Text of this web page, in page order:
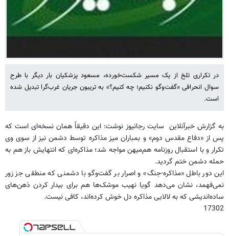
در تکراری تلخ از یک مسیر شکست‌خورده، مسعود پزشکیان بار دیگر با طرح
سوال انحرافی «گفت‌وگو نکنیم؛ چه کنیم؟» به تریبون جریان غرب‌گرا تبدیل شده
است.
به گزارش خبرآنلاین سایت رجانیوز نوشت: این دقیقاً همان نسخه‌ای است که
پس از «دفاع مقدس دوم» و بمباران میز مذاکره توسط دشمن نیز از سوی وی
تکرار و با استقبال روزنامه هم‌میهن مواجه شد؛ مذاکره‌ای که انتهایش باز هم به
حمله دشمن ختم گردید.
این دور باطل «مذاکره-جنگ» و اصرار بر گفت‌وگو با دشمنی که منطقی جز زور
نمی‌فهمد، نشان می‌دهد گویا نهیب موشک‌ها هم برای بیدار کردن ذهن‌های
ساده‌اندیشی که به لالایی مذاکره دل خوش کرده‌اند، کافی نیست.
17302